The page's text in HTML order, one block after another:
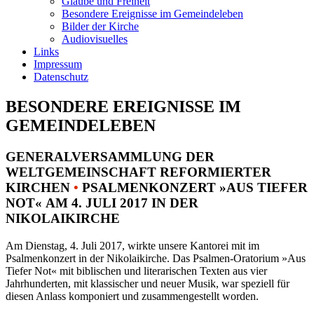
Besondere Ereignisse im Gemeindeleben
Bilder der Kirche
Audiovisuelles
Links
Impressum
Datenschutz
BESONDERE EREIGNISSE IM
GEMEINDELEBEN
GENERALVERSAMMLUNG DER
WELTGEMEINSCHAFT REFORMIERTER
KIRCHEN • PSALMENKONZERT »AUS TIEFER
NOT« AM 4. JULI 2017 IN DER
NIKOLAIKIRCHE
Am Dienstag, 4. Juli 2017, wirkte unsere Kantorei mit im
Psalmenkonzert in der Nikolaikirche. Das Psalmen-Oratorium »Aus
Tiefer Not« mit biblischen und literarischen Texten aus vier
Jahrhunderten, mit klassischer und neuer Musik, war speziell für
diesen Anlass komponiert und zusammengestellt worden.